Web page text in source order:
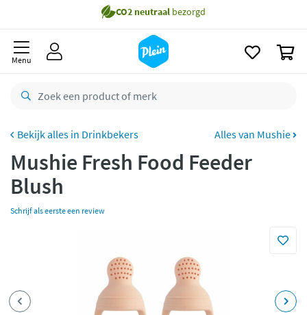
Gratisbezorging vanaf 35,- *
besteld,
Gratisretourneren
Betaal met Klarna
Menu
Drinkbekers Alles van Mushie
Mushie Fresh Food Feeder
Blush
Schrijf als eerste een review